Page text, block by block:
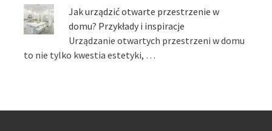
Jak urządzić otwarte przestrzenie w
domu? Przykłady i inspiracje
Urządzanie otwartych przestrzeni w domu
to nie tylko kwestia estetyki, …